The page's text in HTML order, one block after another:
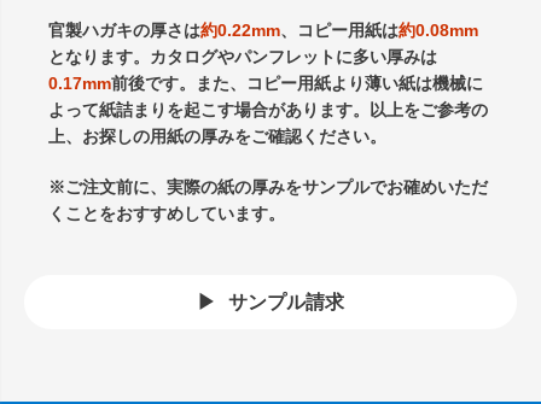
官製ハガキの厚さは約0.22mm、コピー用紙は約0.08mm
となります。カタログやパンフレットに多い厚みは
0.17mm前後です。また、コピー用紙より薄い紙は機械に
よって紙詰まりを起こす場合があります。以上をご参考の
上、お探しの用紙の厚みをご確認ください。
※ご注文前に、実際の紙の厚みをサンプルでお確めいただ
くことをおすすめしています。
サンプル請求